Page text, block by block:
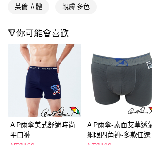
１．簡單：不需註冊會員、不需綁卡、不需儲值。
１．於結帳方式選擇「AFTEE先享後付」後，將跳轉
結帳頁面，進行簡訊認證並確認金額後，即可完成結帳
２．訂單成立數日內，您將收到繳費通知簡訊。
３．收到繳費通知簡訊後14天內，點擊此簡訊中的連
ATM／網路銀行／等多元方式進行付款，方視為交易
※ 請注意：結帳手續完成當下不需立刻繳費，但若您
購買商品的店家。未經商家同意取消之訂單仍視為有
後付繳納相關費用。
※ 交易是否成功請以「AFTEE先享後付 」之結帳頁面
是否繳費成功／繳費後需取消欲退款等相關疑問，請
客戶支援中心」
https://netprotections.freshdesk.com/
運送方式
全家取貨付款
付款後全家取貨
每筆NT$65，滿NT$390(含以上)免運費
萊爾富取貨付款
每筆NT$65，滿NT$490(含以上)免運費
付款後萊爾富取貨
每筆NT$65，滿NT$490(含以上)免運費
英倫 立體 親膚 多色
🔻你可能會喜歡
A.P雨傘美式舒適時尚
平口褲
A.P雨傘-素面艾草透
網眼四角褲-多款任選